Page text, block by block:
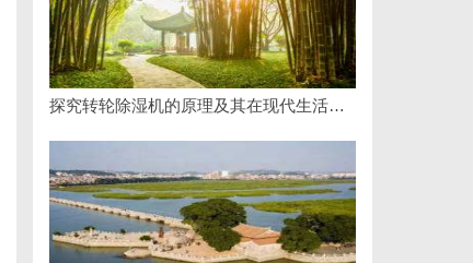
探究转轮除湿机的原理及其在现代生活中的应用优势